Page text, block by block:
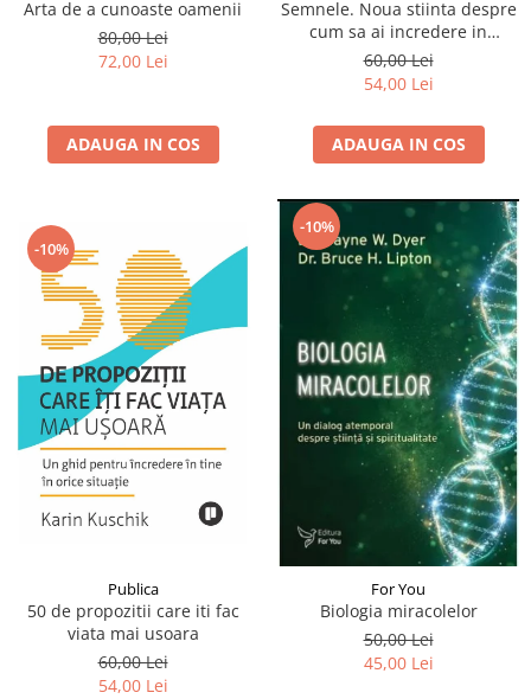
Arta de a cunoaste oamenii
80,00 Lei
72,00 Lei
ADAUGA IN COS
Semnele. Noua stiinta despre
cum sa ai incredere in
instinctele tale
60,00 Lei
54,00 Lei
ADAUGA IN COS
-10%
Publica
50 de propozitii care iti fac
viata mai usoara
60,00 Lei
54,00 Lei
-10%
For You
Biologia miracolelor
50,00 Lei
45,00 Lei